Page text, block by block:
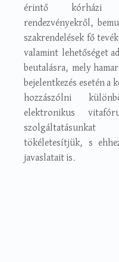
érintő kórházi
rendezvényekről,
szakrendelések fő
valamint lehetőséget
beutalásra, mely
bejelentkezés esetén a
hozzászólni
elektronikus
tökéletesítjük, s
javaslatait is.